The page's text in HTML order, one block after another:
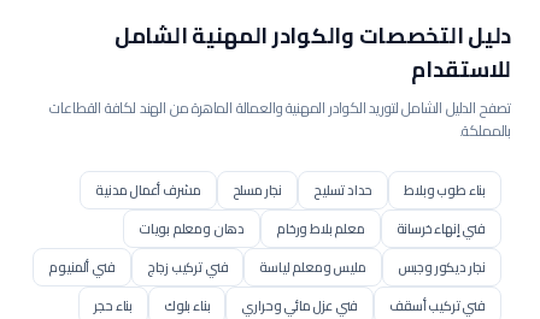
دليل التخصصات والكوادر المهنية الشامل
للاستقدام
تصفح الدليل الشامل لتوريد الكوادر المهنية والعمالة الماهرة من الهند لكافة القطاعات
بالمملكة.
بناء طوب وبلاط حداد تسليح نجار مسلح
مشرف أعمال مدنية
فني إنهاء خرسانة
معلم بلاط ورخام
دهان ومعلم بويات
نجار ديكور وجبس
مليس ومعلم لياسة فني تركيب زجاج
فني ألمنيوم
فني تركيب أسقف
فني عزل مائي وحراري بناء بلوك
بناء حجر